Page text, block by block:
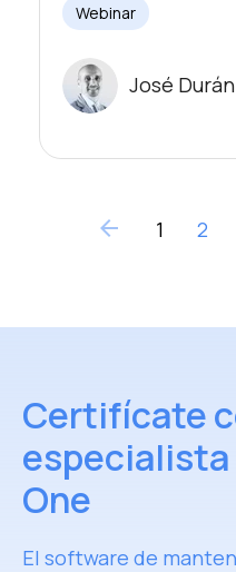
Webinar
José Durán
arrow_back 1 2
Certifícate
especialista
One
El software de